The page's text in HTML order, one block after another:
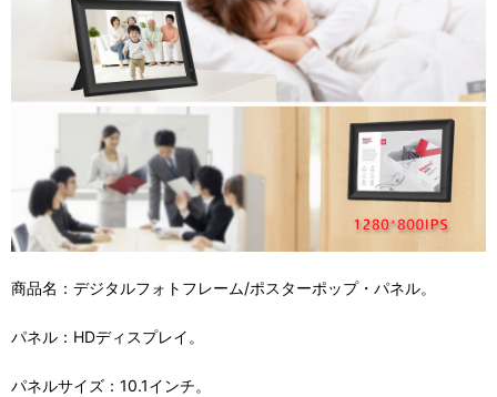
商品名：デジタルフォトフレーム/ポスターポップ・パネル。
パネル：HDディスプレイ。
パネルサイズ：10.1インチ。